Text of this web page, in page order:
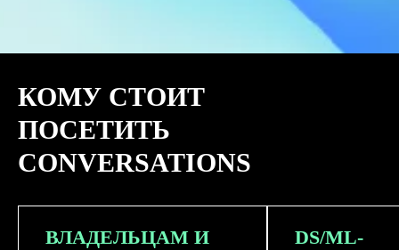
КОМУ СТОИТ
ПОСЕТИТЬ
CONVERSATIONS
ВЛАДЕЛЬЦАМ И
DS/ML-